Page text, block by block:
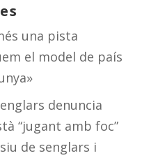
una pista
el model de país
denuncia
“jugant amb foc”
de senglars i